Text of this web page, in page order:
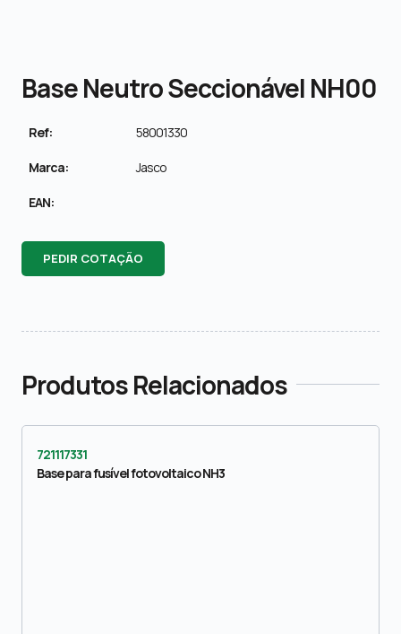
Base Neutro Seccionável NH00
Ref: 58001330
Marca: Jasco
EAN:
PEDIR COTAÇÃO
Produtos Relacionados
721117331
Base para fusível fotovoltaico NH3